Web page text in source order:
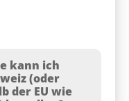
kann ich
(oder
der EU wie